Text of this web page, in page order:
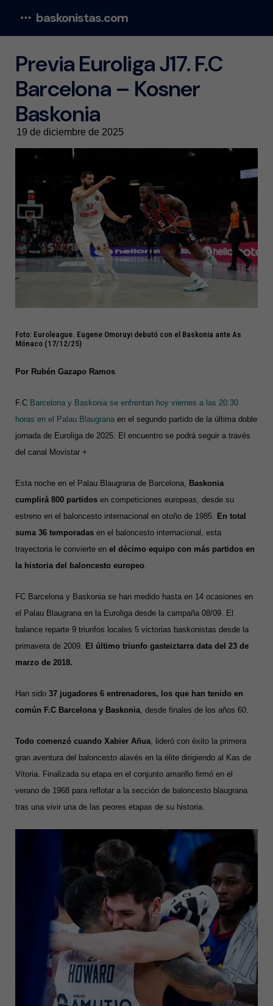
baskonistas.com
Previa Euroliga J17. F.C
Barcelona – Kosner
Baskonia
19 de diciembre de 2025
Foto: Euroleague. Eugene Omoruyi debutó con el Baskonia ante As
Mónaco (17/12/25)
Por Rubén Gazapo Ramos
F.C Barcelona y Baskonia se enfrentan hoy viernes a las 20:30
horas en el Palau Blaugrana en el segundo partido de la última doble
jornada de Euroliga de 2025. El encuentro se podrá seguir a través
del canal Movistar +
Esta noche en el Palau Blaugrana de Barcelona, Baskonia
cumplirá 800 partidos en competiciones europeas, desde su
estreno en el baloncesto internacional en otoño de 1985. En total
suma 36 temporadas en el baloncesto internacional, esta
trayectoria le convierte en el décimo equipo con más partidos en
la historia del baloncesto europeo.
FC Barcelona y Baskonia se han medido hasta en 14 ocasiones en
el Palau Blaugrana en la Euroliga desde la campaña 08/09. El
balance reparte 9 triunfos locales 5 victorias baskonistas desde la
primavera de 2009. El último triunfo gasteiztarra data del 23 de
marzo de 2018.
Han sido 37 jugadores 6 entrenadores, los que han tenido en
común F.C Barcelona y Baskonia, desde finales de los años 60.
Todo comenzó cuando Xabier Añua, lideró con éxito la primera
gran aventura del baloncesto alavés en la élite dirigiendo al Kas de
Vitoria. Finalizada su etapa en el conjunto amarillo firmó en el
verano de 1968 para reflotar a la sección de baloncesto blaugrana
tras una vivir una de las peores etapas de su historia.